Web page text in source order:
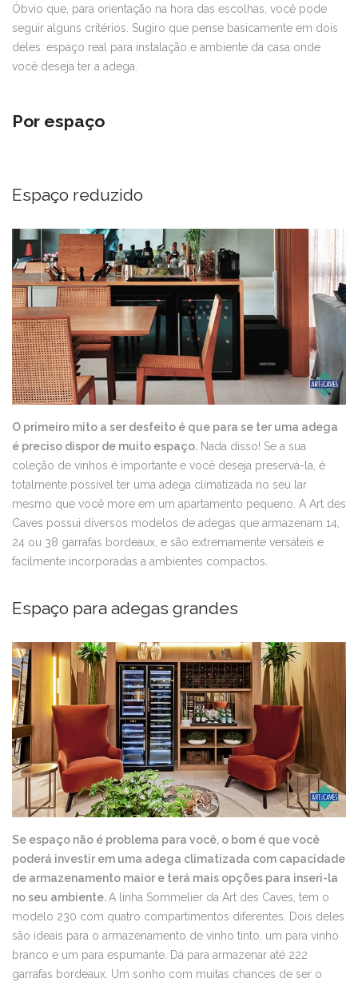
Óbvio que, para orientação na hora das escolhas, você pode
seguir alguns critérios. Sugiro que pense basicamente em dois
deles: espaço real para instalação e ambiente da casa onde
você deseja ter a adega.
Por espaço
Espaço reduzido
O primeiro mito a ser desfeito é que para se ter uma adega
é preciso dispor de muito espaço. Nada disso! Se a sua
coleção de vinhos é importante e você deseja preservá-la, é
totalmente possível ter uma adega climatizada no seu lar
mesmo que você more em um apartamento pequeno. A Art des
Caves possui diversos modelos de adegas que armazenam 14,
24 ou 38 garrafas bordeaux, e são extremamente versáteis e
facilmente incorporadas a ambientes compactos.
Espaço para adegas grandes
Se espaço não é problema para você, o bom é que você
poderá investir em uma adega climatizada com capacidade
de armazenamento maior e terá mais opções para inseri-la
no seu ambiente.A linha Sommelier da Art des Caves, tem o
modelo 230 com quatro compartimentos diferentes. Dois deles
são ideais para o armazenamento de vinho tinto, um para vinho
branco e um para espumante. Dá para armazenar até 222
garrafas bordeaux. Um sonho com muitas chances de ser o